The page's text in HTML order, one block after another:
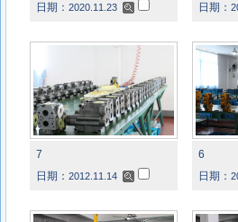
日期： 2020.11.23
日期：
7
日期： 2012.11.14
6
日期：